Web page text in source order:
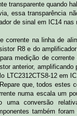
transparente quando
essa transparência
de sinal em IC14
corrente na linha de
R8 e do
medição de
anterior,
LTC2312CTS8-12 em
que, todos estes
numa escala um
uma conversão
também